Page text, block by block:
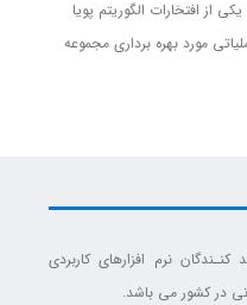
از افتخارات الگوریتم پویا
کاملاً عملیاتی مورد بهره برداری مجموعه
کنـندگان نرم افزارهای کاربردی
در کشور می باشد.